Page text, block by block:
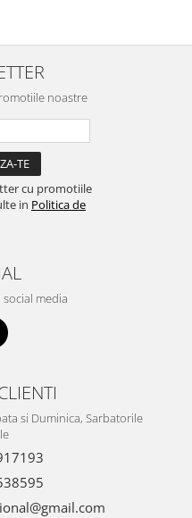
noastre
cu promotiile
in Politica de
media
si Duminica, Sarbatorile